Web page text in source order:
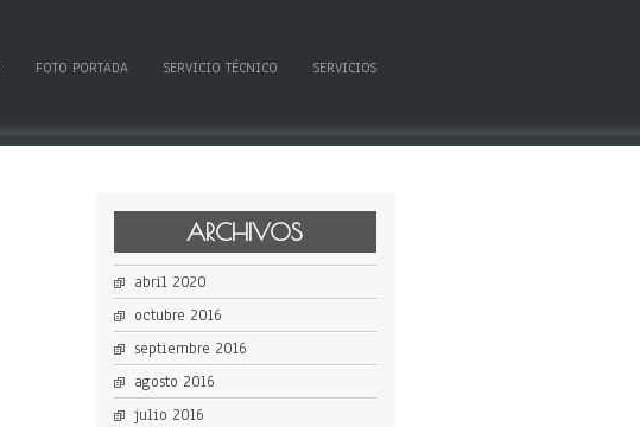
FOTO PORTADA SERVICIO TÉCNICO SERVICIOS
ARCHIVOS
abril 2020
octubre 2016
septiembre 2016
agosto 2016
julio 2016